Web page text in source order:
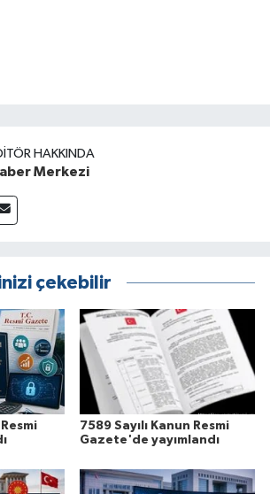
HAKKINDA
Merkezi
çekebilir
7589 Sayılı Kanun Resmi
Gazete'de yayımlandı